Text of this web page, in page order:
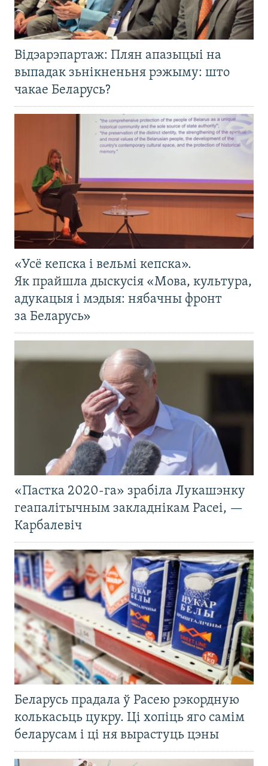
Відэарэпартаж: Плян апазыцыі на
выпадак зьнікненьня рэжыму: што
чакае Беларусь?
«Усё кепска і вельмі кепска».
Як прайшла дыскусія «Мова, культура,
адукацыя і мэдыя: нябачны фронт
за Беларусь»
«Пастка 2020-га» зрабіла Лукашэнку
геапалітычным закладнікам Расеі, —
Карбалевіч
Беларусь прадала ў Расею рэкордную
колькасьць цукру. Ці хопіць яго самім
беларусам і ці ня вырастуць цэны